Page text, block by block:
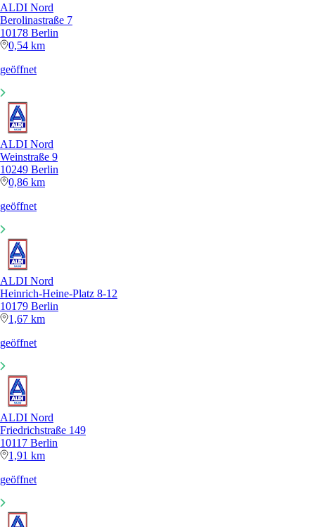
ALDI Nord
Berolinastraße 7
10178 Berlin
0,54 km
geöffnet
ALDI Nord
Weinstraße 9
10249 Berlin
0,86 km
geöffnet
ALDI Nord
Heinrich-Heine-Platz 8-12
10179 Berlin
1,67 km
geöffnet
ALDI Nord
Friedrichstraße 149
10117 Berlin
1,91 km
geöffnet